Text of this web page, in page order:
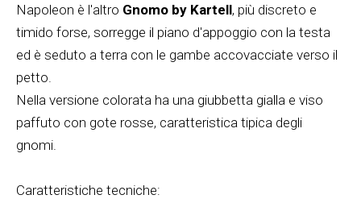
Napoleon è l'altro Gnomo by Kartell, più discreto e
timido forse, sorregge il piano d'appoggio con la testa
ed è seduto a terra con le gambe accovacciate verso il
petto.
Nella versione colorata ha una giubbetta gialla e viso
paffuto con gote rosse, caratteristica tipica degli
gnomi.
Caratteristiche tecniche: